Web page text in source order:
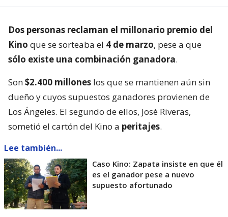
Dos personas reclaman el millonario premio del
Kino que se sorteaba el 4 de marzo, pese a que
sólo existe una combinación ganadora.
Son$2.400 millones los que se mantienen aún sin
dueño y cuyos supuestos ganadores provienen de
Los Ángeles. El segundo de ellos, José Riveras,
sometió el cartón del Kino a peritajes.
Lee también...
Caso Kino: Zapata insiste en que él
es el ganador pese a nuevo
supuesto afortunado